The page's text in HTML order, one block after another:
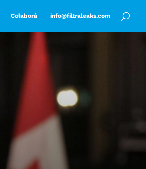
Colaborá info@filtraleaks.com